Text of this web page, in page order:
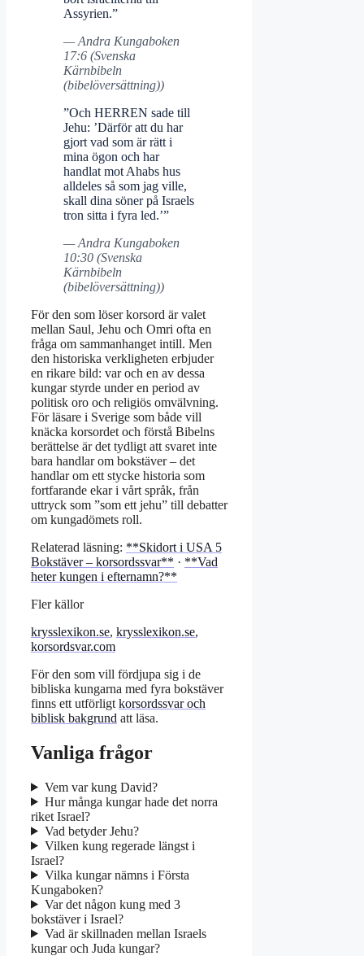
Assyrien.”
— Andra Kungaboken
17:6 (Svenska
Kärnbibeln
(bibelöversättning))
”Och HERREN sade till
Jehu: ’Därför att du har
gjort vad som är rätt i
mina ögon och har
handlat mot Ahabs hus
alldeles så som jag ville,
skall dina söner på Israels
tron sitta i fyra led.’”
— Andra Kungaboken
10:30 (Svenska
Kärnbibeln
(bibelöversättning))
För den som löser korsord är valet
mellan Saul, Jehu och Omri ofta en
fråga om sammanhanget intill. Men
den historiska verkligheten erbjuder
en rikare bild: var och en av dessa
kungar styrde under en period av
politisk oro och religiös omvälvning.
För läsare i Sverige som både vill
knäcka korsordet och förstå Bibelns
berättelse är det tydligt att svaret inte
bara handlar om bokstäver – det
handlar om ett stycke historia som
fortfarande ekar i vårt språk, från
uttryck som ”som ett jehu” till debatter
om kungadömets roll.
Relaterad läsning: **Skidort i USA 5
Bokstäver – korsordssvar** · **Vad
heter kungen i efternamn?**
Fler källor
krysslexikon.se, krysslexikon.se,
korsordsvar.com
För den som vill fördjupa sig i de
bibliska kungarna med fyra bokstäver
finns ett utförligt korsordssvar och
biblisk bakgrund att läsa.
Vanliga frågor
Vem var kung David?
Hur många kungar hade det norra
riket Israel?
Vad betyder Jehu?
Vilken kung regerade längst i
Israel?
Vilka kungar nämns i Första
Kungaboken?
Var det någon kung med 3
bokstäver i Israel?
Vad är skillnaden mellan Israels
kungar och Juda kungar?